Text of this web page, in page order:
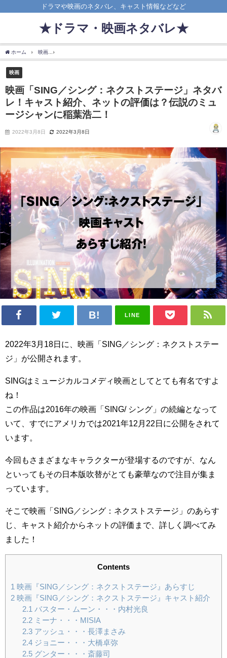
ドラマや映画のネタバレ、キャスト情報などなど
★ドラマ・映画ネタバレ★
ホーム 映画
映画
映画「SING／シング：ネクストステージ」ネタバ
レ！キャスト紹介、ネットの評価は？伝説のミュ
ージシャンに稲葉浩二！
2022年3月8日 2022年3月8日
LINE
2022年3月18日に、映画「SING／シング：ネクストステー
ジ」が公開されます。
SINGはミュージカルコメディ映画としてとても有名ですよ
ね！
この作品は2016年の映画「SING/ シング」の続編となって
いて、すでにアメリカでは2021年12月22日に公開をされて
います。
今回もさまざまなキャラクターが登場するのですが、なん
といってもその日本版吹替がとても豪華なので注目が集ま
っています。
そこで映画「SING／シング：ネクストステージ」のあらす
じ、キャスト紹介からネットの評価まで、詳しく調べてみ
ました！
Contents
1
映画『SING／シング：ネクストステージ』あらすじ
2 映画『SING／シング：ネクストステージ』キャスト紹介
2.1 バスター・ムーン・・・内村光良
2.2ミーナ・・・MISIA
2.3アッシュ・・・長澤まさみ
2.4ジョニー・・・大橋卓弥
2.5グンター・・・斎藤司